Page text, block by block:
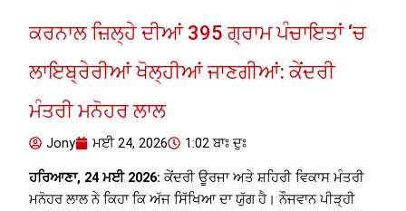
ਕਰਨਾਲ ਜ਼ਿਲ੍ਹੇ ਦੀਆਂ 395 ਗ੍ਰਾਮ ਪੰਚਾਇਤਾਂ ‘ਚ
ਲਾਇਬ੍ਰੇਰੀਆਂ ਖੋਲ੍ਹੀਆਂ ਜਾਣਗੀਆਂ: ਕੇਂਦਰੀ
ਮੰਤਰੀ ਮਨੋਹਰ ਲਾਲ
Jony ਮਈ 24, 2026 1:02 ਬਾਃ ਦੁਃ
ਹਰਿਆਣਾ, 24 ਮਈ 2026: ਕੇਂਦਰੀ ਊਰਜਾ ਅਤੇ ਸ਼ਹਿਰੀ ਵਿਕਾਸ ਮੰਤਰੀ
ਮਨੋਹਰ ਲਾਲ ਨੇ ਕਿਹਾ ਕਿ ਅੱਜ ਸਿੱਖਿਆ ਦਾ ਯੁੱਗ ਹੈ। ਨੌਜਵਾਨ ਪੀੜ੍ਹੀ